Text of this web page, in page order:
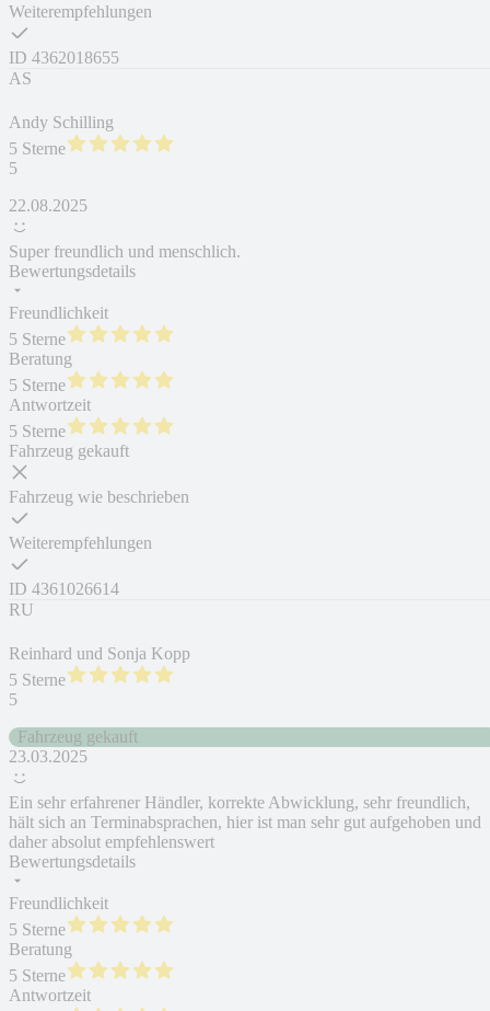
Weiterempfehlungen
ID 4362018655
AS
Andy Schilling
5 Sterne
5
22.08.2025
Super freundlich und menschlich.
Bewertungsdetails
Freundlichkeit
5 Sterne
Beratung
5 Sterne
Antwortzeit
5 Sterne
Fahrzeug gekauft
Fahrzeug wie beschrieben
Weiterempfehlungen
ID 4361026614
RU
Reinhard und Sonja Kopp
5 Sterne
5
Fahrzeug gekauft
23.03.2025
Ein sehr erfahrener Händler, korrekte Abwicklung, sehr freundlich,
hält sich an Terminabsprachen, hier ist man sehr gut aufgehoben und
daher absolut empfehlenswert
Bewertungsdetails
Freundlichkeit
5 Sterne
Beratung
5 Sterne
Antwortzeit